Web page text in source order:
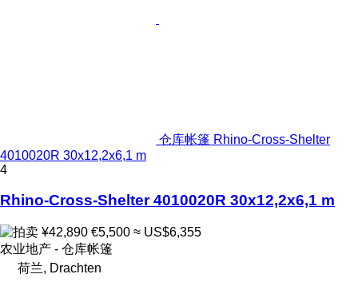
仓库帐篷 Rhino-Cross-Shelter
4010020R 30x12,2x6,1 m
4
Rhino-Cross-Shelter 4010020R 30x12,2x6,1 m
¥42,890 €5,500 ≈ US$6,355
农业地产 - 仓库帐篷
荷兰, Drachten